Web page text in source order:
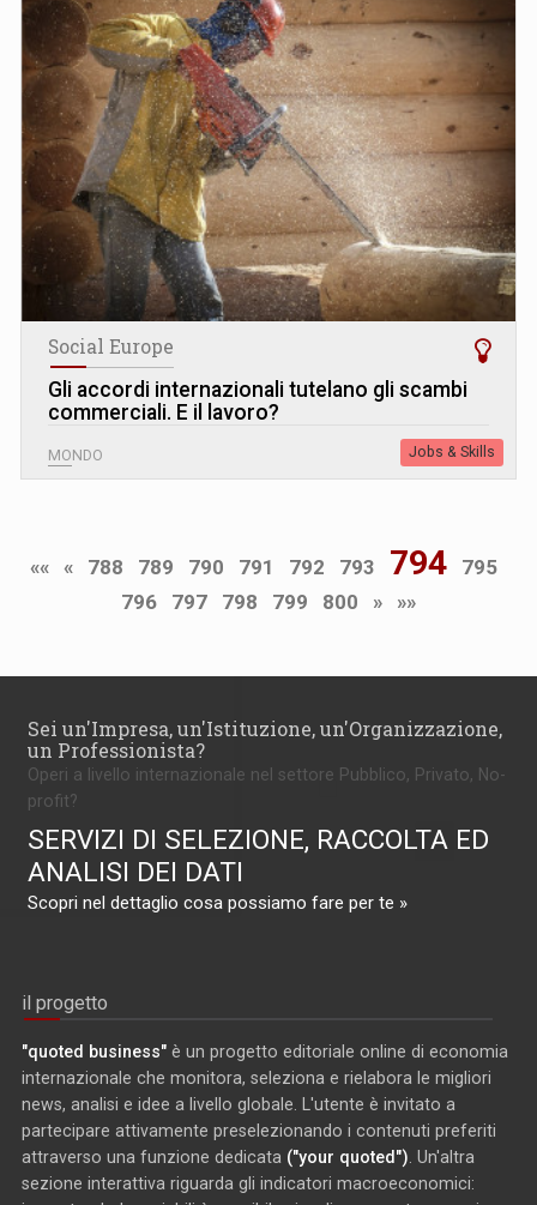
Social Europe
Gli accordi internazionali tutelano gli scambi
commerciali. E il lavoro?
MONDO Jobs & Skills
«« « 788 789 790 791 792 793 794
795
796
797 798 799 800 » »»
Sei un'Impresa, un'Istituzione, un'Organizzazione,
un Professionista?
Operi a livello internazionale nel settore Pubblico, Privato, No-
profit?
SERVIZI DI SELEZIONE, RACCOLTA ED
ANALISI DEI DATI
Scopri nel dettaglio cosa possiamo fare per te »
il progetto
"quoted business" è un progetto editoriale online di economia
internazionale che monitora, seleziona e rielabora le migliori
news, analisi e idee a livello globale. L'utente è invitato a
partecipare attivamente preselezionando i contenuti preferiti
attraverso una funzione dedicata ("your quoted") . Un'altra
sezione interattiva riguarda gli indicatori macroeconomici: